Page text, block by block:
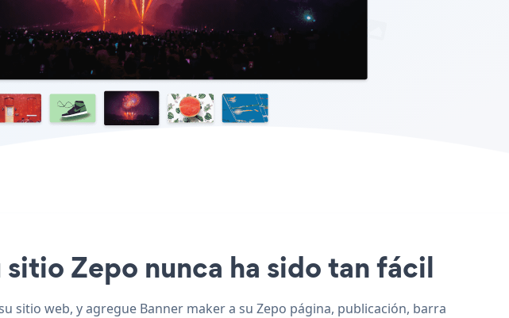
Zepo nunca ha sido tan fácil
sitio web, y agregue Banner maker a su Zepo página, publicación, barra